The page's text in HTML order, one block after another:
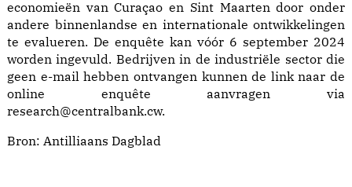
economieën van Curaçao en Sint Maarten door onder
andere binnenlandse en internationale ontwikkelingen
te evalueren. De enquête kan vóór 6 september 2024
worden ingevuld. Bedrijven in de industriële sector die
geen e-mail hebben ontvangen kunnen de link naar de
online enquête aanvragen via
research@centralbank.cw.
Bron: Antilliaans Dagblad